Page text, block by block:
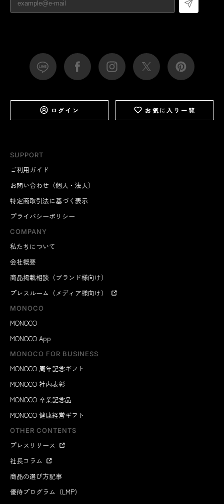
SUPPORT
ご利用ガイド
お問い合わせ（個人・法人）
特定商取引法に基づく表示
プライバシーポリシー
COMPANY
私たちについて
会社概要
商品掲載相談（ブランド様向け）
プレスルーム（メディア様向け）
MONOCO
MONOCO
MONOCO App
MONOCO FOR BUSINESS
MONOCO 周年記念ギフト
MONOCO 社内表彰
MONOCO 卒業記念品
MONOCO 健康経営ギフト
OTHER CONTENTS
プレスリリース
社長コラム
商品の選び方記事
優待プログラム（LMP）
ログイン お気に入り一覧